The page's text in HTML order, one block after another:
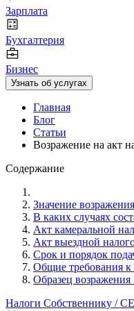
Зарплата
Бухгалтерия
Бизнес
Узнать об услугах
Главная
Блог
Статьи
Возражение на акт
Содержание
Значение
В каких случаях
Акт камеральной
Акт выездной
Срок и порядок
Общие требования к
Образец
Налоги Собственнику /